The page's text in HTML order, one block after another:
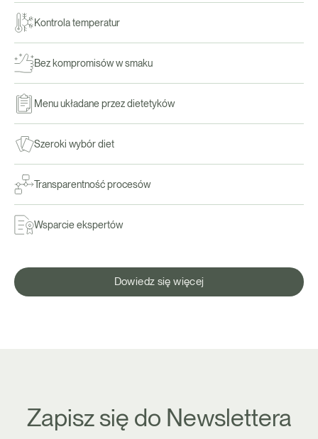
Kontrola temperatur
Bez kompromisów w smaku
Menu układane przez dietetyków
Szeroki wybór diet
Transparentność procesów
Wsparcie ekspertów
Dowiedz się więcej
Zapisz się do Newslettera